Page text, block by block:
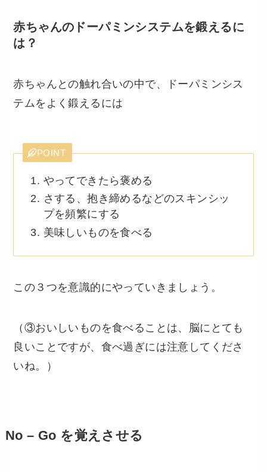
赤ちゃんのドーパミンシステムを鍛えるに
は？
赤ちゃんとの触れ合いの中で、ドーパミンシス
テムをよく鍛えるには
POINT
やってできたら褒める
さする、抱き締めるなどのスキンシッ
プを頻繁にする
美味しいものを食べる
この３つを意識的にやっていきましょう。
（③おいしいものを食べることは、脳にとても
良いことですが、食べ過ぎには注意してくださ
いね。）
No – Go を覚えさせる